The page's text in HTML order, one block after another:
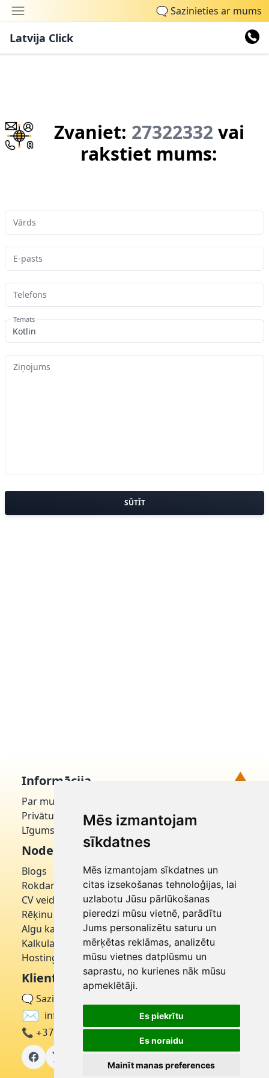
Mēs izmantojam
sīkdatnes
Mēs izmantojam sīkdatnes un
citas izsekošanas tehnoloģijas, lai
uzlabotu Jūsu pārlūkošanas
pieredzi mūsu vietnē, parādītu
Jums personalizētu saturu un
mērķētas reklāmas, analizētu
mūsu vietnes datplūsmu un
saprastu, no kurienes nāk mūsu
apmeklētāji.
Es piekrītu
Es noraidu
Mainīt manas preferences
🗨Sazinieties ar mums
Latvija Click
Zvaniet: 27322332vai
rakstiet mums:
Vārds
E-pasts
Telefons
Temats
Ziņojums
SŪTĪT
▲
Informācija
Par mums
Privātuma politika
Līgums par domēnu
Noderīgi
Blogs
Rokdarbniece
CV veidotājs
Rēķinu ģenerators
Algu kalkulators
Kalkulators
Hostinger
Klientu apkalpošana
🗨Sazinieties ar mums
✉ info@latvija.click
📞 +371 27322332